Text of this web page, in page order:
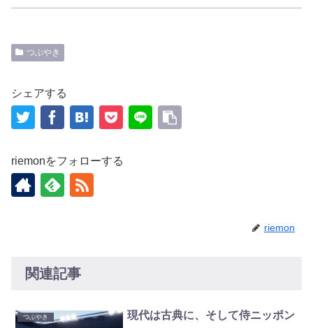
つぶやき
シェアする
riemonをフォローする
riemon
関連記事
つぶやき 現代は古典に、そして侍ニッポン